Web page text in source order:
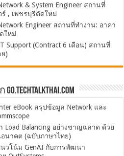
& System Engineer สถานที่
, เพชรบุรีตัดใหม่
Engineer สถานที่ทำงาน: อาคา
ใหม่
Support (Contract 6 เดือน) สถานที่
)
eBook สรุปข้อมูล Network และ
Load Balancing อย่างชาญฉลาด ด้วย
นาคต (ฉบับภาษาไทย)
นวโน้ม GenAI กับการพัฒนา